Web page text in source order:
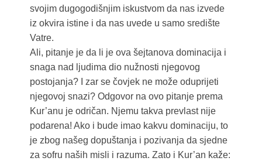
svojim dugogodišnjim iskustvom da nas izvede
iz okvira istine i da nas uvede u samo središte
Vatre.
Ali, pitanje je da li je ova šejtanova dominacija i
snaga nad ljudima dio nužnosti njegovog
postojanja? I zar se čovjek ne može oduprijeti
njegovoj snazi? Odgovor na ovo pitanje prema
Kur’anu je odričan. Njemu takva prevlast nije
podarena! Ako i bude imao kakvu dominaciju, to
je zbog našeg dopuštanja i pozivanja da sjedne
za sofru naših misli i razuma. Zato i Kur’an kaže: